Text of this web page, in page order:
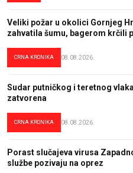
Veliki požar u okolici Gornjeg
zahvatila šumu, bagerom krčili
CRNA KRONIKA 08.08.2026.
Sudar putničkog i teretnog
zatvorena
CRNA KRONIKA 08.08.2026.
Porast slučajeva virusa
službe pozivaju na oprez